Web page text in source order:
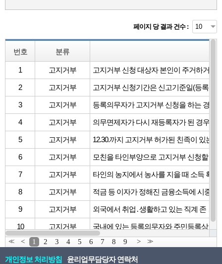
페이지 당 결과 건수 :
번호 분류
1 고지거부
2 고지거부
3 고지거부
4 고지거부
5 고지거부
6 고지거부
7 고지거부 타인의 농지에서 농사를 지을 때 소득 확인
8 고지거부 적금 등 이자가 정해진 금융소득에 시중
9 고지거부
10 고지거부
<< < 1 2 3 4 5 6 7 8 9 > >>
개인정보 처리방침 윤리업무담당자 연락처